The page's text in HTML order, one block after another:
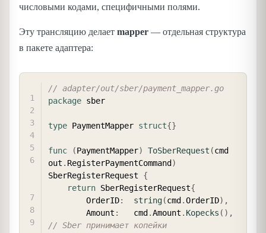
числовыми кодами, специфичными полями.
Эту трансляцию делает mapper — отдельная структура
в пакете адаптера:
// adapter/out/sber/payment_mapper.go
package sber
type PaymentMapper struct{}
func (PaymentMapper) ToSberRequest (cmd
out . RegisterPaymentCommand )
SberRegisterRequest {
return SberRegisterRequest{
        OrderID
: string(cmd .OrderID) ,
        Amount
:
   cmd
.Amount . Kopecks ( ) ,
// Sber принимает копейки